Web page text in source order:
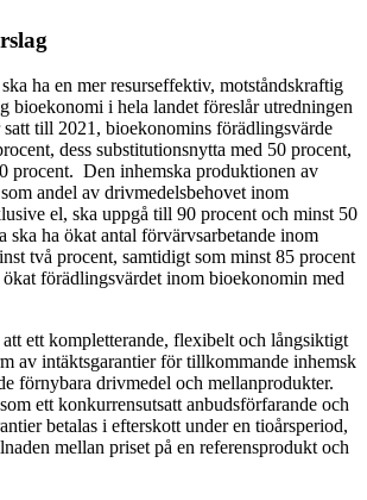
ha en mer resurseffektiv, motståndskraftig
bioekonomi i hela landet föreslår utredningen
satt till 2021, bioekonomins förädlingsvärde
dess substitutionsnytta med 50 procent,
procent. Den inhemska produktionen av
andel av drivmedelsbehovet inom
el, ska uppgå till 90 procent och minst 50
ska ha ökat antal förvärvsarbetande inom
två procent, samtidigt som minst 85 procent
ökat förädlingsvärdet inom bioekonomin med
ett kompletterande, flexibelt och långsiktigt
av intäktsgarantier för tillkommande inhemsk
förnybara drivmedel och mellanprodukter.
ett konkurrensutsatt anbudsförfarande och
betalas i efterskott under en tioårsperiod,
mellan priset på en referensprodukt och